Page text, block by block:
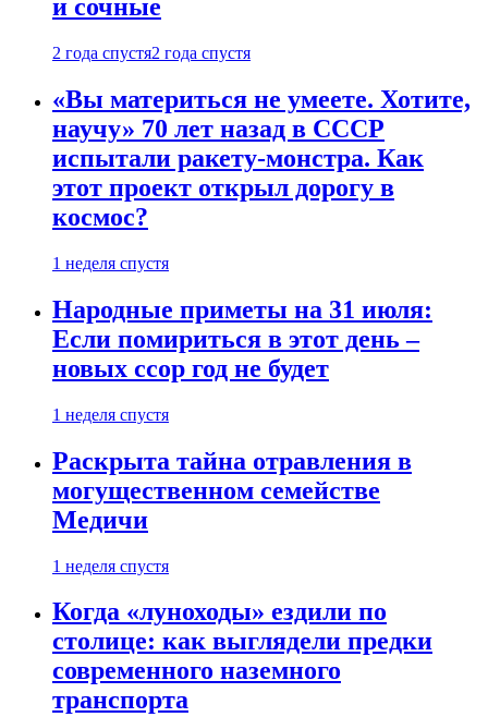
и сочные
2 года спустя2 года спустя
«Вы материться не умеете. Хотите,
научу» 70 лет назад в СССР
испытали ракету-монстра. Как
этот проект открыл дорогу в
космос?
1 неделя спустя
Народные приметы на 31 июля:
Если помириться в этот день –
новых ссор год не будет
1 неделя спустя
Раскрыта тайна отравления в
могущественном семействе
Медичи
1 неделя спустя
Когда «луноходы» ездили по
столице: как выглядели предки
современного наземного
транспорта